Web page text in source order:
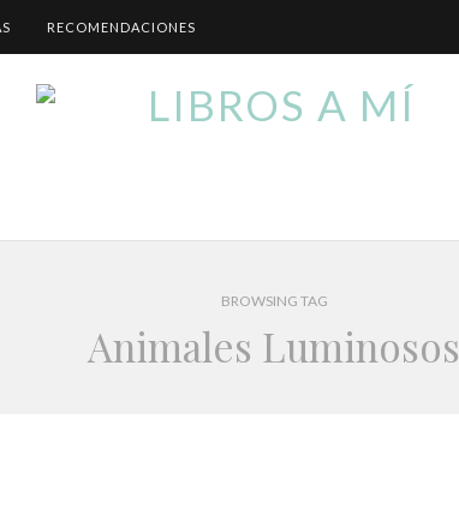
RECOMENDACIONES
BROWSING TAG
Animales Luminosos